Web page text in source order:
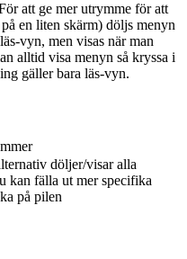
att ge mer utrymme för att
en liten skärm) döljs menyn
vyn, men visas när man
alltid visa menyn så kryssa i
gäller bara läs-vyn.
döljer/visar alla
kan fälla ut mer specifika
på pilen